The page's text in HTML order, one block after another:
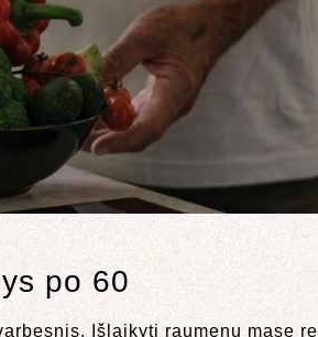
po 60
Išlaikyti raumenų masę